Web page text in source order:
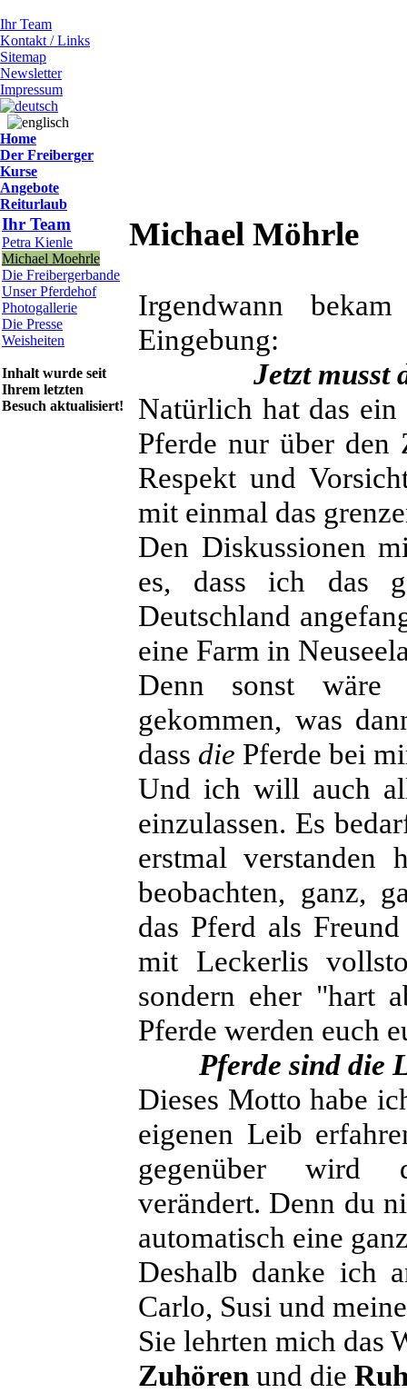
Ihr Team
Kontakt / Links
Sitemap
Newsletter
Impressum
Home
Der Freiberger
Kurse
Angebote
Reiturlaub
Ihr Team
Petra Kienle
Michael Moehrle
Die Freibergerbande
Unser Pferdehof
Photogallerie
Die Presse
Weisheiten
Inhalt wurde seit
Ihrem letzten
Besuch aktualisiert!
Michael Möhrle
Irgendwann
Eingebung:
Jetzt musst
Natürlich hat das
Pferde nur über den
Respekt und
mit einmal das
Den Diskussionen
es, dass ich das
Deutschland
eine Farm in
Denn sonst wäre
gekommen, was
dass die Pferde bei
Und ich will auch
einzulassen. Es
erstmal verstanden
beobachten, ganz,
das Pferd als
mit Leckerlis
sondern eher "hart
Pferde werden euch
Pferde sind die
Dieses Motto habe
eigenen Leib
gegenüber wird
verändert. Denn du
automatisch eine
Deshalb danke ich
Carlo, Susi und
Sie lehrten mich das
Zuhören und die